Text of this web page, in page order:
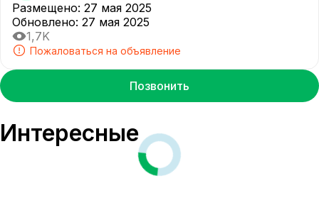
Размещено: 27 мая 2025
Обновлено: 27 мая 2025
1,7K
Пожаловаться на объявление
Позвонить
Интересные